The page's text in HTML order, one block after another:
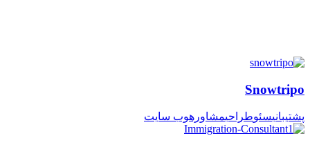
Snowtripo
پشتیبانیسئوطراحیمشاورهوب سایت